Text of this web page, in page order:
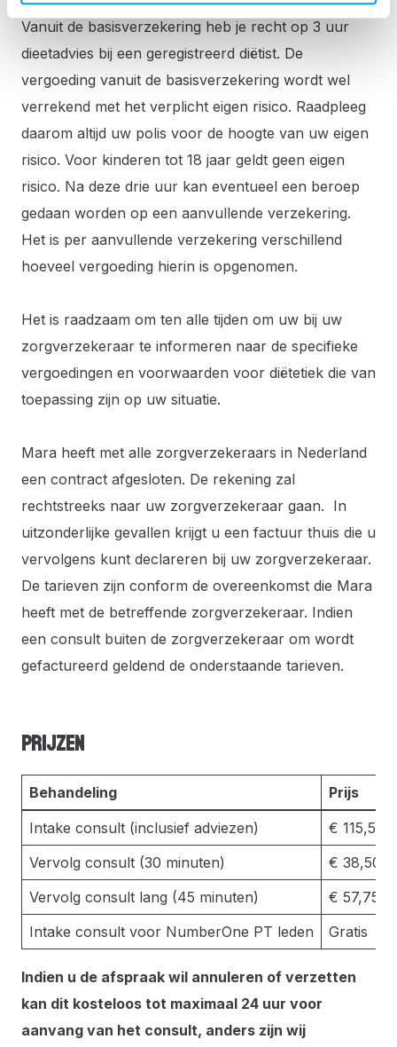
Vanuit de basisverzekering heb je recht op 3 uur
dieetadvies bij een geregistreerd diëtist. De
vergoeding vanuit de basisverzekering wordt wel
verrekend met het verplicht eigen risico. Raadpleeg
daarom altijd uw polis voor de hoogte van uw eigen
risico. Voor kinderen tot 18 jaar geldt geen eigen
risico. Na deze drie uur kan eventueel een beroep
gedaan worden op een aanvullende verzekering.
Het is per aanvullende verzekering verschillend
hoeveel vergoeding hierin is opgenomen.
Het is raadzaam om ten alle tijden om uw bij uw
zorgverzekeraar te informeren naar de specifieke
vergoedingen en voorwaarden voor diëtetiek die van
toepassing zijn op uw situatie.
Mara heeft met alle zorgverzekeraars in Nederland
een contract afgesloten. De rekening zal
rechtstreeks naar uw zorgverzekeraar gaan. In
uitzonderlijke gevallen krijgt u een factuur thuis die u
vervolgens kunt declareren bij uw zorgverzekeraar.
De tarieven zijn conform de overeenkomst die Mara
heeft met de betreffende zorgverzekeraar. Indien
een consult buiten de zorgverzekeraar om wordt
gefactureerd geldend de onderstaande tarieven.
Prijzen
Behandeling
Prijs
Intake consult (inclusief adviezen)
€ 115,50,-
Vervolg consult (30 minuten)
€ 38,50,-
Vervolg consult lang (45 minuten)
€ 57,75,-
Intake consult voor NumberOne PT leden
Gratis
Indien u de afspraak wil annuleren of verzetten
kan dit kosteloos tot maximaal 24 uur voor
aanvang van het consult, anders zijn wij